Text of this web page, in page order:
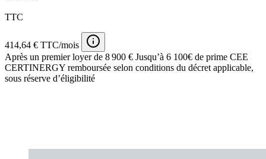
TTC
414,64 € TTC/mois
Après un premier loyer de 8 900 € Jusqu’à 6 100€ de prime CEE
CERTINERGY remboursée selon conditions du décret applicable,
sous réserve d’éligibilité